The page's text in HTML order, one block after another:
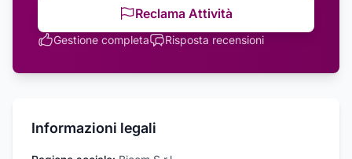
Reclama Attività
Gestione completa Risposta recensioni
Informazioni legali